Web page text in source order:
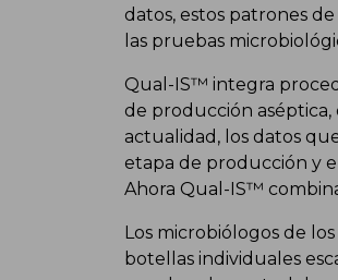
datos, estos patrones
las pruebas
Qual-IS™ integra
de producción aséptica,
actualidad, los datos
etapa de producción y
Ahora Qual-IS™
Los microbiólogos de
botellas individuales